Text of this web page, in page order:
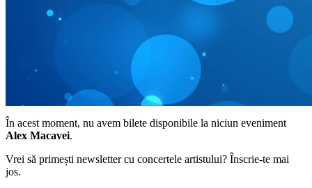
În acest moment, nu avem bilete disponibile la niciun eveniment
Alex Macavei.
Vrei să primești newsletter cu concertele artistului? Înscrie-te mai
jos.